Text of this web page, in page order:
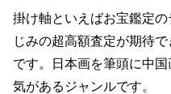
掛け軸といえばお宝鑑定
じみの超高額査定が期待
です。日本画を筆頭に中
気があるジャンルです。